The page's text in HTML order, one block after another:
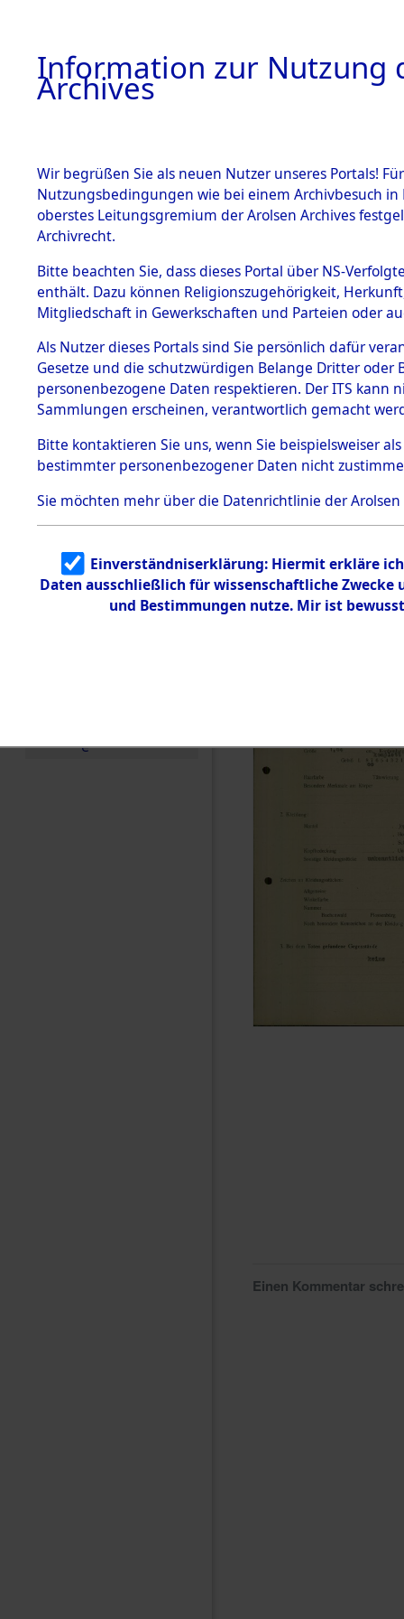
BESTÄNDE
1.
mente
5. Verschiedenes
5.3
Todesmärsche
5.3.1 Alliierte
Erhebungen
zu
Todesmärsch
en
5.3.2
Identifizierun
g
5.3.3
Todesmärsch
e
auf dem
vorm
Neustadt
0003
Einen Kommentar
Information zur Nutzung
Archives
Wir begrüßen Sie als neuen Nutzer unseres Portals!
Nutzungsbedingungen wie bei einem Archivbesuch
oberstes Leitungsgremium der Arolsen Archives
Archivrecht.
Bitte beachten Sie, dass dieses Portal über NS-
enthält. Dazu können Religionszugehörigkeit,
Mitgliedschaft in Gewerkschaften und Parteien oder
Als Nutzer dieses Portals sind Sie persönlich dafür
Gesetze und die schutzwürdigen Belange Dritter
personenbezogene Daten respektieren. Der ITS
Sammlungen erscheinen, verantwortlich gemacht
Bitte kontaktieren Sie uns, wenn Sie beispielsweiser
bestimmter personenbezogener Daten nicht
Sie möchten mehr über die Datenrichtlinie der Arolsen
Einverständniserklärung: Hiermit erkläre
Daten ausschließlich für wissenschaftliche
und Bestimmungen nutze. Mir ist